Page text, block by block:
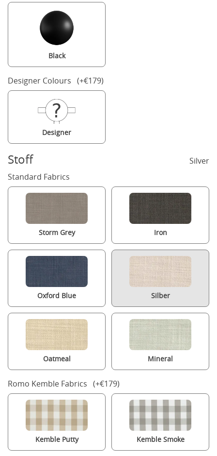
Black
Designer Colours (+€179)
Designer
Stoff
Silver
Standard Fabrics
Storm Grey Iron
Oxford Blue Silber
Oatmeal Mineral
Romo Kemble Fabrics (+€179)
Kemble Putty Kemble Smoke